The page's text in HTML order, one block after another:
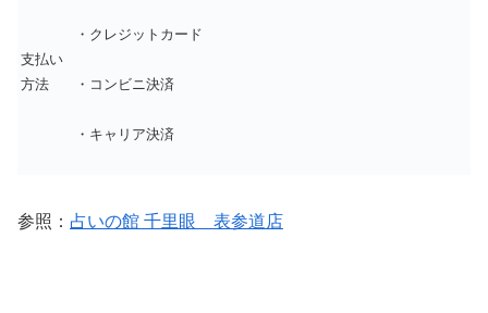
支払い
方法
・クレジットカード
・コンビニ決済
・キャリア決済
参照： 占いの館 千里眼 表参道店